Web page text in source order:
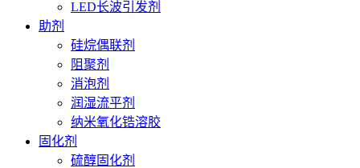
LED长波引发剂
助剂
硅烷偶联剂
阻聚剂
消泡剂
润湿流平剂
纳米氧化锆溶胶
固化剂
硫醇固化剂